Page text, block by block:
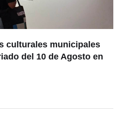
culturales municipales
del 10 de Agosto en